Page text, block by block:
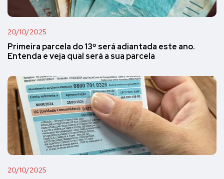
20/10/2025
Primeira parcela do 13º será adiantada este ano.
Entenda e veja qual será a sua parcela
20/10/2025